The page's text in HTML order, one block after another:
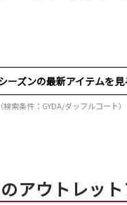
ーズンの最新アイテムを見
（検索条件：GYDA/ダッフルコート）
アウトレッ